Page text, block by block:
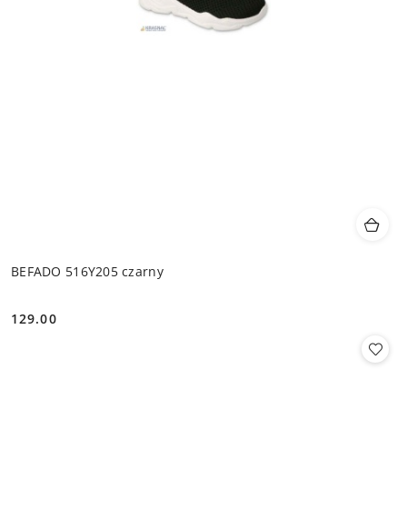
BEFADO 516Y205 czarny
Cena:
129.00